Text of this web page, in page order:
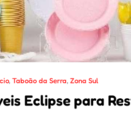
, Taboão da Serra, Zona Sul
Eclipse para